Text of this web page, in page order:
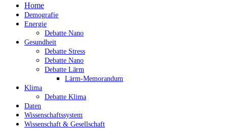
Zum
Inhalt
springen
Home
Demografie
Energie
Debatte Nano
Gesundheit
Debatte Stress
Debatte Nano
Debatte Lärm
Lärm-Memorandum
Klima
Debatte Klima
Daten
Wissenschaftssystem
Wissenschaft & Gesellschaft